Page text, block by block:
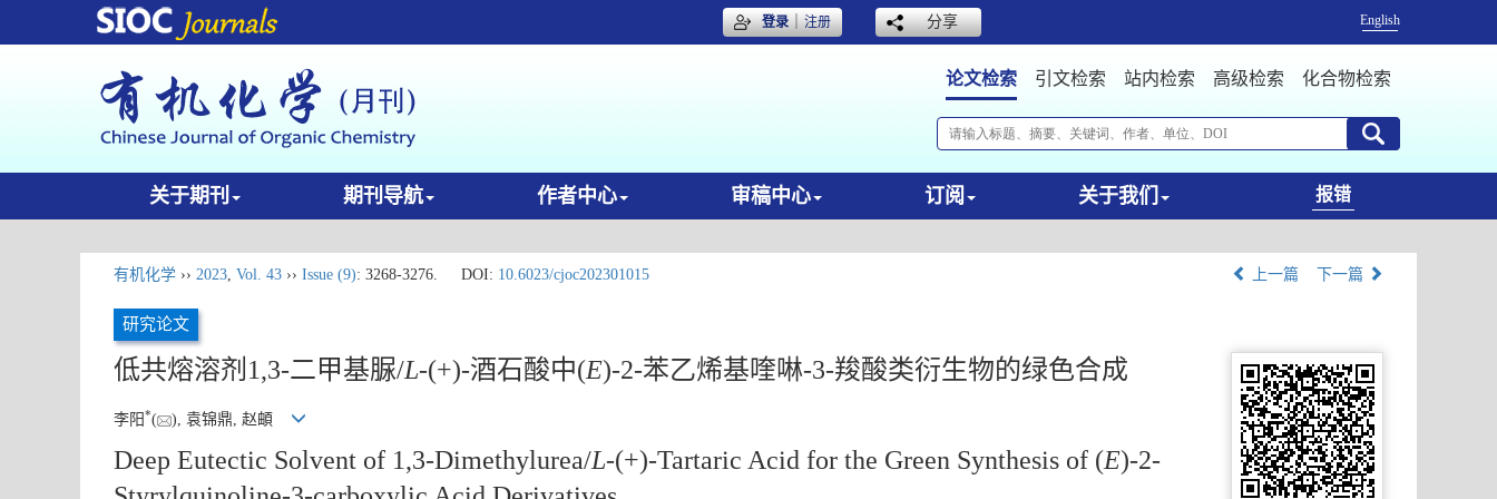
登录｜注册 分享 English
论文检索 引文检索 站内检索 高级检索 化合物检索
关于期刊 期刊导航 作者中心 审稿中心 订阅 关于我们 报错
有机化学 ›› 2023, Vol. 43 ›› Issue (9): 3268-3276. DOI: 10.6023/cjoc202301015 上一篇 下一篇
研究论文
低共熔溶剂1,3-二甲基脲/L-(+)-酒石酸中(E)-2-苯乙烯基喹啉-3-羧酸类衍生物的绿色合成
李阳*( ), 袁锦鼎, 赵頔
Deep Eutectic Solvent of 1,3-Dimethylurea/L-(+)-Tartaric Acid for the Green Synthesis of (E)-2-